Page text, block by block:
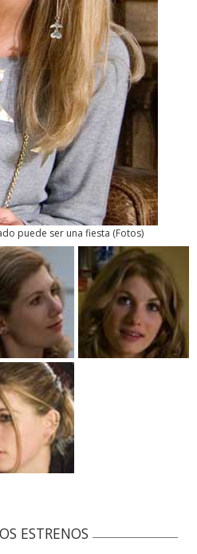
puede ser una fiesta (Fotos)
ESTRENOS